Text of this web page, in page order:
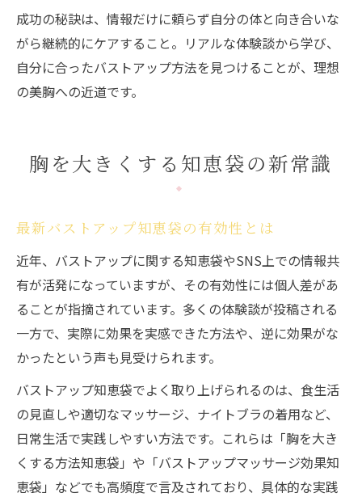
成功の秘訣は、情報だけに頼らず自分の体と向き合いな
がら継続的にケアすること。リアルな体験談から学び、
自分に合ったバストアップ方法を見つけることが、理想
の美胸への近道です。
胸を大きくする知恵袋の新常識
最新バストアップ知恵袋の有効性とは
近年、バストアップに関する知恵袋やSNS上での情報共
有が活発になっていますが、その有効性には個人差があ
ることが指摘されています。多くの体験談が投稿される
一方で、実際に効果を実感できた方法や、逆に効果がな
かったという声も見受けられます。
バストアップ知恵袋でよく取り上げられるのは、食生活
の見直しや適切なマッサージ、ナイトブラの着用など、
日常生活で実践しやすい方法です。これらは「胸を大き
くする方法知恵袋」や「バストアップマッサージ効果知
恵袋」などでも高頻度で言及されており、具体的な実践